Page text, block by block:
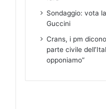
Sondaggio: vota
Guccini
Crans, i pm
parte civile
opponiamo”